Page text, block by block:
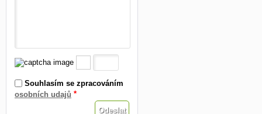
Souhlasím se zpracováním
osobních udajů *